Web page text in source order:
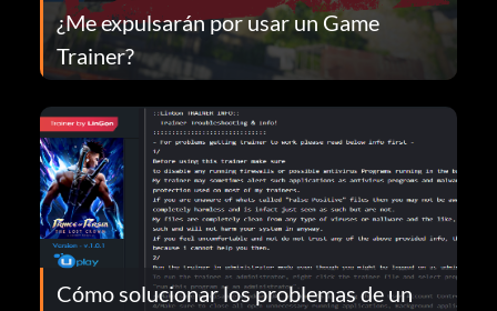
¿Me expulsarán por usar un Game
Trainer?
Cómo solucionar los problemas de un